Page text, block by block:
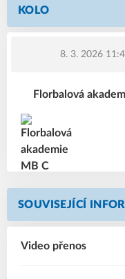
KOLO
8. 3. 2026
Florbalová
SOUVISEJÍCÍ
Video přenos